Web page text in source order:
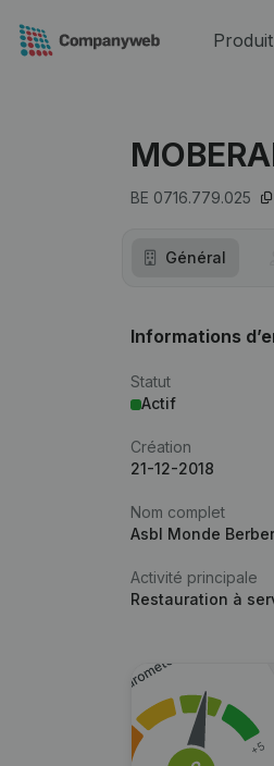
Produit
BE 0716.779.025
Général
Informations
Statut
Actif
Création
21-12-2018
Nom complet
Asbl Monde
Activité principale
Restauration à